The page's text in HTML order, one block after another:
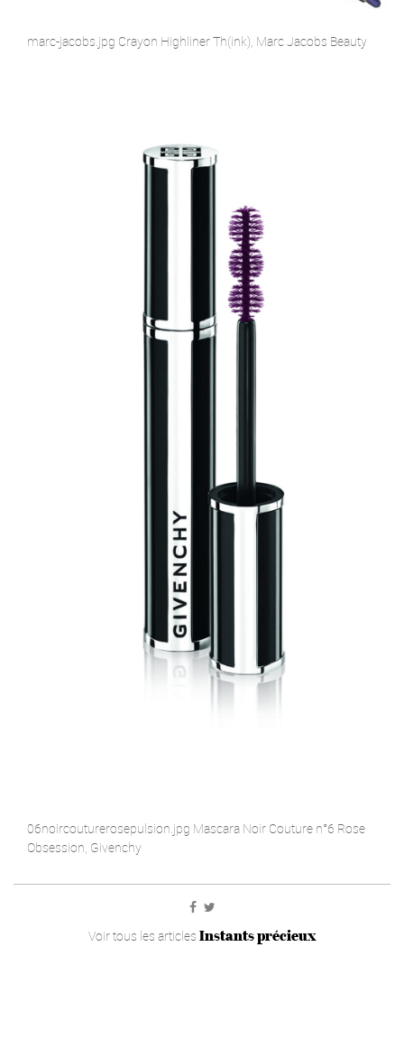
marc-jacobs.jpg Crayon Highliner Th(ink), Marc Jacobs Beauty
06noircouturerosepulsion.jpg Mascara Noir Couture n°6 Rose
Obsession, Givenchy
Voir tous les articles Instants précieux